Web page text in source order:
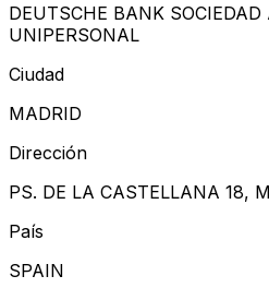
DEUTSCHE BANK
UNIPERSONAL
Ciudad
MADRID
Dirección
PS. DE LA CASTELLANA 18,
País
SPAIN